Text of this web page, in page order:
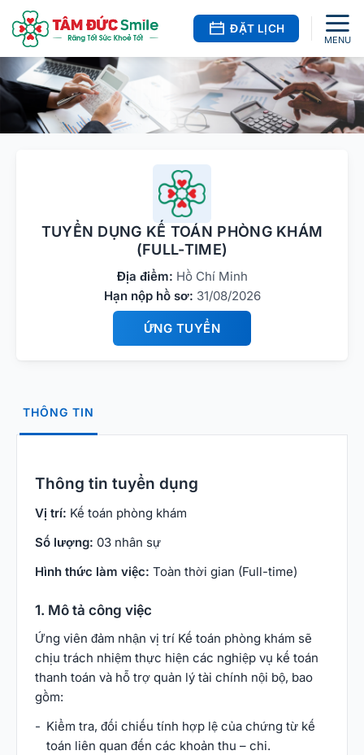
qua
dung
ĐẶT LỊCH
TUYỂN DỤNG KẾ TOÁN PHÒNG KHÁM
(FULL-TIME)
Địa điểm: Hồ Chí Minh
Hạn nộp hồ sơ: 31/08/2026
ỨNG TUYỂN
THÔNG TIN
Thông tin tuyển dụng
Vị trí: Kế toán phòng khám
Số lượng: 03 nhân sự
Hình thức làm việc: Toàn thời gian (Full-time)
1. Mô tả công việc
Ứng viên đảm nhận vị trí Kế toán phòng khám sẽ
chịu trách nhiệm thực hiện các nghiệp vụ kế toán
thanh toán và hỗ trợ quản lý tài chính nội bộ, bao
gồm:
Kiểm tra, đối chiếu tính hợp lệ của chứng từ kế
toán liên quan đến các khoản thu – chi.